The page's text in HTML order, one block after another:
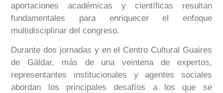
aportaciones académicas y científicas resultan
fundamentales para enriquecer el enfoque
multidisciplinar del congreso.
Durante dos jornadas y en el Centro Cultural Guaires
de Gáldar, más de una veintena de expertos,
representantes institucionales y agentes sociales
abordan los principales desafíos a los que se